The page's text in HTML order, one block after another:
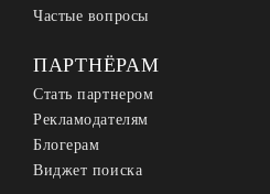
Частые вопросы
ПАРТНЁРАМ
Стать партнером
Рекламодателям
Блогерам
Виджет поиска